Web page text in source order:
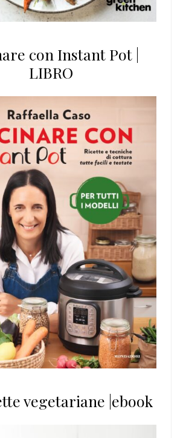
con Instant Pot |
LIBRO
vegetariane |ebook